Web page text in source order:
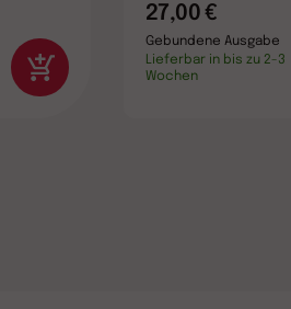
27,00 €
Gebundene Ausgabe
Lieferbar in bis zu 2-3
Wochen